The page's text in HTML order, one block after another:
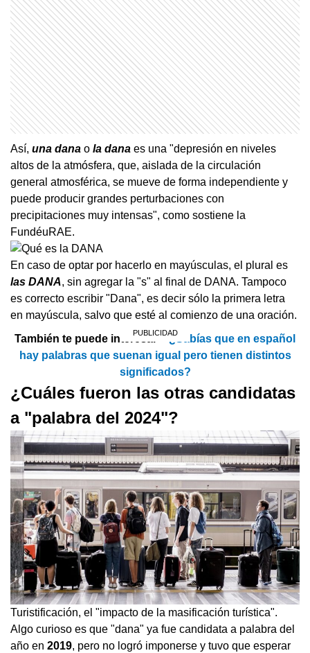
Así, una dana o la dana es una "depresión en niveles
altos de la atmósfera, que, aislada de la circulación
general atmosférica, se mueve de forma independiente y
puede producir grandes perturbaciones con
precipitaciones muy intensas", como sostiene la
FundéuRAE.
En caso de optar por hacerlo en mayúsculas, el plural es
las DANA, sin agregar la "s" al final de DANA. Tampoco
es correcto escribir "Dana", es decir sólo la primera letra
en mayúscula, salvo que esté al comienzo de una oración.
También te puede interesar >¿Sabías que en español
hay palabras que suenan igual pero tienen distintos
significados?
¿Cuáles fueron las otras candidatas
a "palabra del 2024"?
Turistificación, el "impacto de la masificación turística".
Algo curioso es que "dana" ya fue candidata a palabra del
año en 2019, pero no logró imponerse y tuvo que esperar